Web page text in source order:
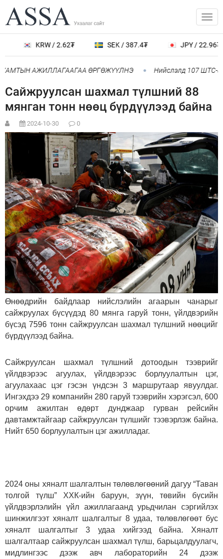
KRW / 2.62₮ SEK / 387.4₮ JPY / 22.96₮
АЖИЛЛАГААГАА ӨРГӨЖҮҮЛНЭ Нийслэлд 107 ШТС-
Сайжруулсан шахмал түлшний 88
мянган тонн нөөц бүрдүүлээд байна
2024-10-30 0
Өнөөдрийн байдлаар нийслэлийн агаарын чанарыг
сайжруулах бүсүүдэд 80 мянга гаруй тонн, үйлдвэрийн
бүсэд 7596 тонн сайжруулсан шахмал түлшний нөөцийг
бүрдүүлээд байна.
Сайжруулсан шахмал түлшний дотоодын тээврийг
үйлдвэрээс агуулах, үйлдвэрээс борлуулалтын цэг,
агуулахаас цэг гэсэн үндсэн 3 маршрутаар явуулдаг.
Ингэхдээ 29 компанийн 280 гаруй тээврийн хэрэгсэл, 600
орчим ажилтан өдөрт дунджаар гурван рейсийн
давтамжтайгаар сайжруулсан түлшийг тээвэрлэж байна.
Нийт 650 борлуулалтын цэг ажилладаг.
2024 оны хяналт шалгалтын төлөвлөгөөний дагуу “Таван
толгой түлш” ХХК-ийн баруун, зүүн, төвийн бүсийн
үйлдвэрлэлийн үйл ажиллагаанд урьдчилан сэргийлэх
шинжилгээт хяналт шалгалтыг 8 удаа, төлөвлөгөөт бус
хяналт шалгалтыг 3 удаа хийгээд байна. Хяналт
шалгалтаар сайжруулсан шахмал түлш, барьцалдуулагч,
мидлингээс дээж авч лабораторийн 24 дээж